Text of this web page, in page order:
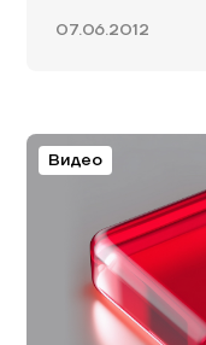
07.06.2012
Видео